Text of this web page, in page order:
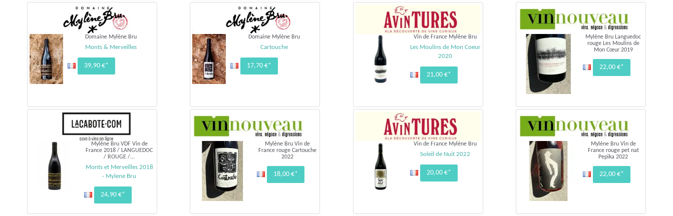
Domaine Mylène Bru
Monts & Merveilles
39,90 €*
Domaine Mylène Bru
Cartouche
17,70 €*
Vin de France Mylène Bru
Les Moulins de Mon Coeur
2020
21,00 €*
Mylène Bru Languedoc
rouge Les Moulins de
Mon Cœur 2019
22,00 €*
Mylène Bru VDF Vin de
France 2018 / LANGUEDOC
/ ROUGE /...
Monts et Merveilles 2018
- Mylene Bru
24,90 €*
Mylène Bru Vin de
France rouge Cartouche
2022
18,00 €*
Vin de France Mylène Bru
Soleil de Nuit 2022
20,00 €*
Mylène Bru Vin de
France rouge pet nat
Pepika 2022
22,00 €*